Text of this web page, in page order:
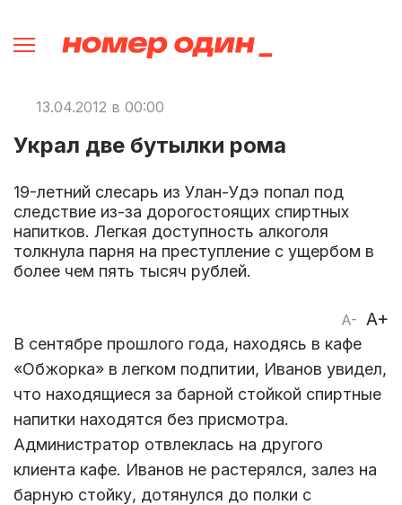
13.04.2012 в 00:00
Украл две бутылки рома
19-летний слесарь из Улан-Удэ попал под
следствие из-за дорогостоящих спиртных
напитков. Легкая доступность алкоголя
толкнула парня на преступление с ущербом в
более чем пять тысяч рублей.
A- A+
В сентябре прошлого года, находясь в кафе
«Обжорка» в легком подпитии, Иванов увидел,
что находящиеся за барной стойкой спиртные
напитки находятся без присмотра.
Администратор отвлеклась на другого
клиента кафе. Иванов не растерялся, залез на
барную стойку, дотянулся до полки с